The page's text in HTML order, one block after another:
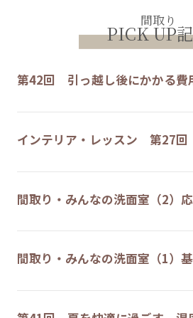
間取り
PICK UP
第42回 引っ越し後にかかる費
インテリア・レッスン 第27回
間取り・みんなの洗面室（2
間取り・みんなの洗面室（1